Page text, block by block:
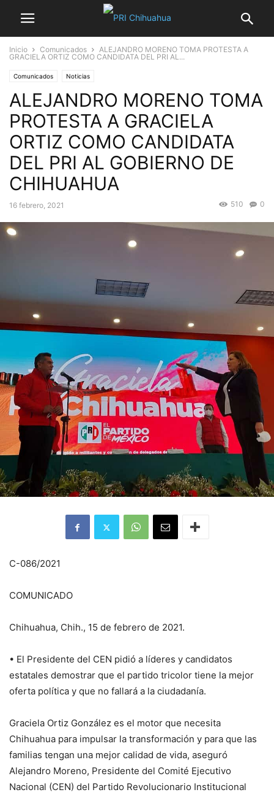
Inicio Comunicados
ALEJANDRO MORENO TOMA PROTESTA A
GRACIELA ORTIZ COMO CANDIDATA DEL PRI AL...
Comunicados Noticias
ALEJANDRO MORENO TOMA
PROTESTA A GRACIELA
ORTIZ COMO CANDIDATA
DEL PRI AL GOBIERNO DE
CHIHUAHUA
16 febrero, 2021 0
510
C-086/2021
COMUNICADO
Chihuahua, Chih., 15 de febrero de 2021.
• El Presidente del CEN pidió a líderes y candidatos
estatales demostrar que el partido tricolor tiene la mejor
oferta política y que no fallará a la ciudadanía.
Graciela Ortiz González es el motor que necesita
Chihuahua para impulsar la transformación y para que las
familias tengan una mejor calidad de vida, aseguró
Alejandro Moreno, Presidente del Comité Ejecutivo
Nacional (CEN) del Partido Revolucionario Institucional